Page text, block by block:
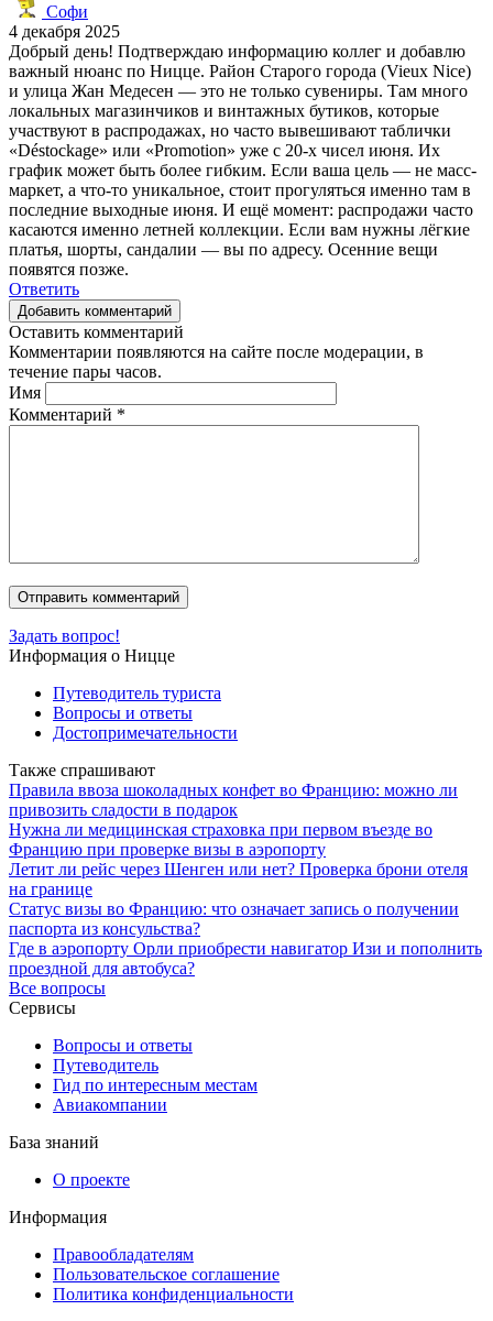
Софи
4 декабря 2025
Добрый день! Подтверждаю информацию коллег и добавлю
важный нюанс по Ницце. Район Старого города (Vieux Nice)
и улица Жан Медесен — это не только сувениры. Там много
локальных магазинчиков и винтажных бутиков, которые
участвуют в распродажах, но часто вывешивают таблички
«Déstockage» или «Promotion» уже с 20-х чисел июня. Их
график может быть более гибким. Если ваша цель — не масс-
маркет, а что-то уникальное, стоит прогуляться именно там в
последние выходные июня. И ещё момент: распродажи часто
касаются именно летней коллекции. Если вам нужны лёгкие
платья, шорты, сандалии — вы по адресу. Осенние вещи
появятся позже.
Ответить
Добавить комментарий
Оставить комментарий
Комментарии появляются на сайте после модерации, в
течение пары часов.
Имя
Комментарий *
Задать вопрос!
Информация о Ницце
Путеводитель туриста
Вопросы и ответы
Достопримечательности
Также спрашивают
Правила ввоза шоколадных конфет во Францию: можно ли
привозить сладости в подарок
Нужна ли медицинская страховка при первом въезде во
Францию при проверке визы в аэропорту
Летит ли рейс через Шенген или нет? Проверка брони отеля
на границе
Статус визы во Францию: что означает запись о получении
паспорта из консульства?
Где в аэропорту Орли приобрести навигатор Изи и пополнить
проездной для автобуса?
Все вопросы
Сервисы
Вопросы и ответы
Путеводитель
Гид по интересным местам
Авиакомпании
База знаний
О проекте
Информация
Правообладателям
Пользовательское соглашение
Политика конфиденциальности